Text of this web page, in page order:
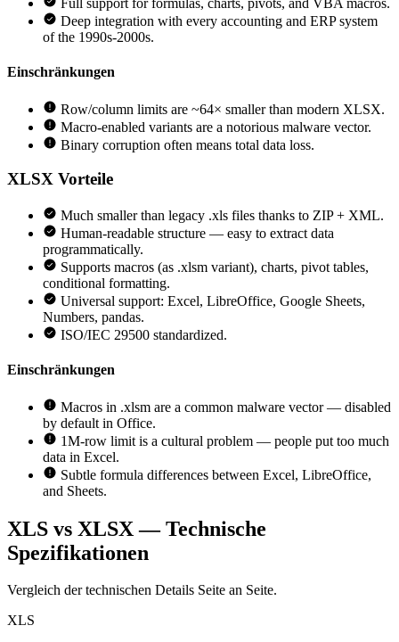
Full support for formulas, charts, pivots, and VBA macros.
Deep integration with every accounting and ERP system
of the 1990s-2000s.
Einschränkungen
Row/column limits are ~64× smaller than modern XLSX.
Macro-enabled variants are a notorious malware vector.
Binary corruption often means total data loss.
XLSX Vorteile
Much smaller than legacy .xls files thanks to ZIP + XML.
Human-readable structure — easy to extract data
programmatically.
Supports macros (as .xlsm variant), charts, pivot tables,
conditional formatting.
Universal support: Excel, LibreOffice, Google Sheets,
Numbers, pandas.
ISO/IEC 29500 standardized.
Einschränkungen
Macros in .xlsm are a common malware vector — disabled
by default in Office.
1M-row limit is a cultural problem — people put too much
data in Excel.
Subtle formula differences between Excel, LibreOffice,
and Sheets.
XLS vs XLSX — Technische
Spezifikationen
Vergleich der technischen Details Seite an Seite.
XLS